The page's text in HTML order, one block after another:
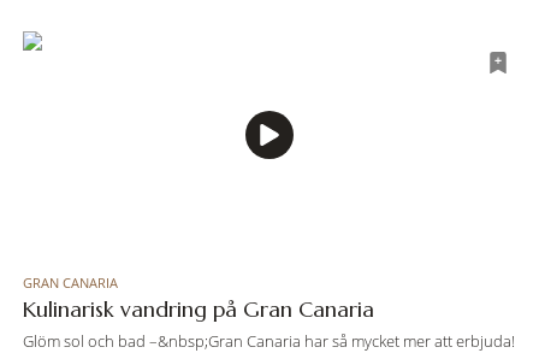
GRAN CANARIA
Kulinarisk vandring på Gran Canaria
Glöm sol och bad –&nbsp;Gran Canaria har så mycket mer att erbjuda!